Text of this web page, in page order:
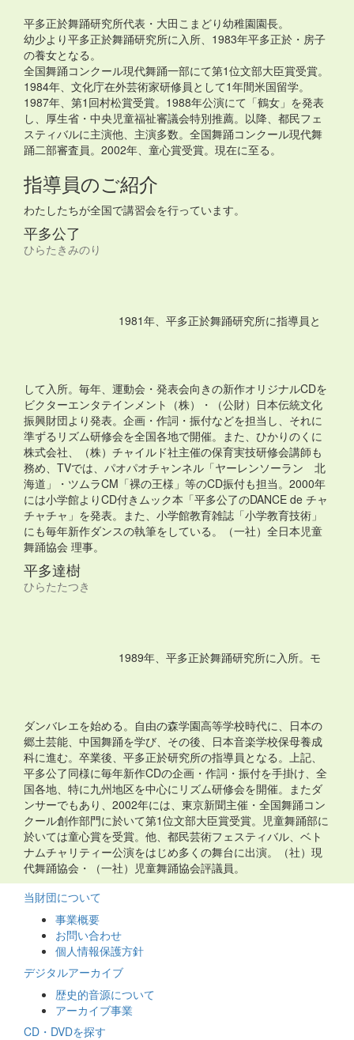
平多正於舞踊研究所代表・大田こまどり幼稚園園長。
幼少より平多正於舞踊研究所に入所、1983年平多正於・房子
の養女となる。
全国舞踊コンクール現代舞踊一部にて第1位文部大臣賞受賞。
1984年、文化庁在外芸術家研修員として1年間米国留学。
1987年、第1回村松賞受賞。1988年公演にて「鶴女」を発表
し、厚生省・中央児童福祉審議会特別推薦。以降、都民フェ
スティバルに主演他、主演多数。全国舞踊コンクール現代舞
踊二部審査員。2002年、童心賞受賞。現在に至る。
指導員のご紹介
わたしたちが全国で講習会を行っています。
平多公了
ひらたきみのり
1981年、平多正於舞踊研究所に指導員と
して入所。毎年、運動会・発表会向きの新作オリジナルCDを
ビクターエンタテインメント（株）・（公財）日本伝統文化
振興財団より発表。企画・作詞・振付などを担当し、それに
準ずるリズム研修会を全国各地で開催。また、ひかりのくに
株式会社、（株）チャイルド社主催の保育実技研修会講師も
務め、TVでは、パオパオチャンネル「ヤーレンソーラン 北
海道」・ツムラCM「裸の王様」等のCD振付も担当。2000年
には小学館よりCD付きムック本「平多公了のDANCE de チャ
チャチャ」を発表。また、小学館教育雑誌「小学教育技術」
にも毎年新作ダンスの執筆をしている。（一社）全日本児童
舞踊協会 理事。
平多達樹
ひらたたつき
1989年、平多正於舞踊研究所に入所。モ
ダンバレエを始める。自由の森学園高等学校時代に、日本の
郷土芸能、中国舞踊を学び、その後、日本音楽学校保母養成
科に進む。卒業後、平多正於研究所の指導員となる。上記、
平多公了同様に毎年新作CDの企画・作詞・振付を手掛け、全
国各地、特に九州地区を中心にリズム研修会を開催。またダ
ンサーでもあり、2002年には、東京新聞主催・全国舞踊コン
クール創作部門に於いて第1位文部大臣賞受賞。児童舞踊部に
於いては童心賞を受賞。他、都民芸術フェスティバル、ベト
ナムチャリティー公演をはじめ多くの舞台に出演。（社）現
代舞踊協会・（一社）児童舞踊協会評議員。
当財団について
事業概要
お問い合わせ
個人情報保護方針
デジタルアーカイブ
歴史的音源について
アーカイブ事業
CD・DVDを探す